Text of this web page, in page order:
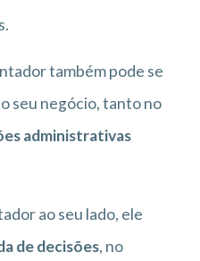
também pode se
seu negócio, tanto no
administrativas
ao seu lado, ele
de decisões, no